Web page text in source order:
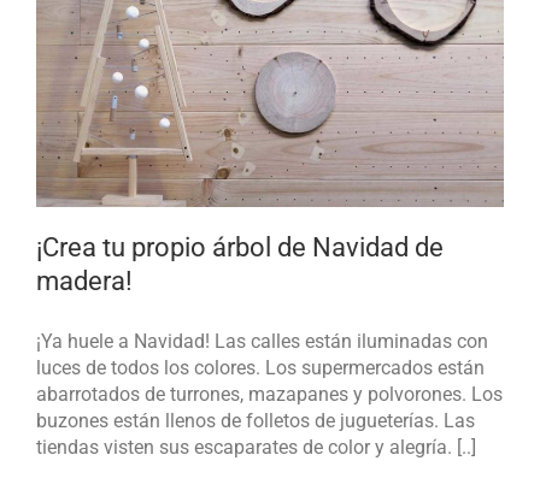
¡Crea tu propio árbol de Navidad de
madera!
¡Ya huele a Navidad! Las calles están iluminadas con
luces de todos los colores. Los supermercados están
abarrotados de turrones, mazapanes y polvorones. Los
buzones están llenos de folletos de jugueterías. Las
tiendas visten sus escaparates de color y alegría. [..]